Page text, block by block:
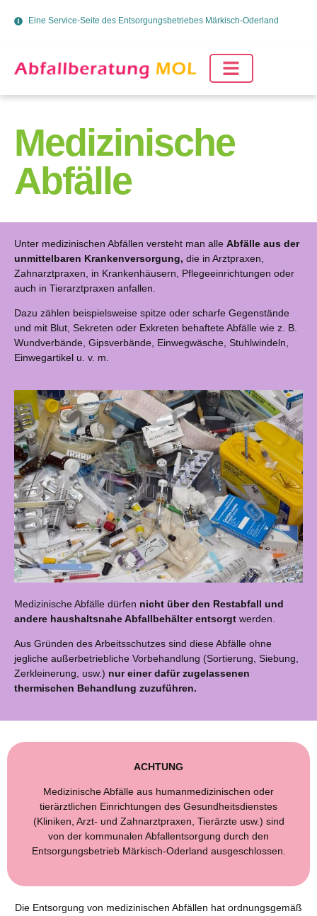
Eine Service-Seite des Entsorgungsbetriebes Märkisch-Oderland
Medizinische
Abfälle
Unter medizinischen Abfällen versteht man alle Abfälle aus der
unmittelbaren Krankenversorgung, die in Arztpraxen,
Zahnarztpraxen, in Krankenhäusern, Pflegeeinrichtungen oder
auch in Tierarztpraxen anfallen.
Dazu zählen beispielsweise spitze oder scharfe Gegenstände
und mit Blut, Sekreten oder Exkreten behaftete Abfälle wie z. B.
Wundverbände, Gipsverbände, Einwegwäsche, Stuhlwindeln,
Einwegartikel u. v. m.
Medizinische Abfälle dürfen nicht über den Restabfall und
andere haushaltsnahe Abfallbehälter entsorgt werden.
Aus Gründen des Arbeitsschutzes sind diese Abfälle ohne
jegliche außerbetriebliche Vorbehandlung (Sortierung, Siebung,
Zerkleinerung, usw.) nur einer dafür zugelassenen
thermischen Behandlung zuzuführen.
ACHTUNG
Medizinische Abfälle aus humanmedizinischen oder
tierärztlichen Einrichtungen des Gesundheitsdienstes
(Kliniken, Arzt- und Zahnarztpraxen, Tierärzte usw.) sind
von der kommunalen Abfallentsorgung durch den
Entsorgungsbetrieb Märkisch-Oderland ausgeschlossen.
Die Entsorgung von medizinischen Abfällen hat ordnungsgemäß